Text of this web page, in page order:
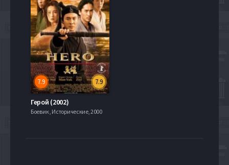
7.9
7.9
Герой (2002)
Боевик , Исторические, 2000